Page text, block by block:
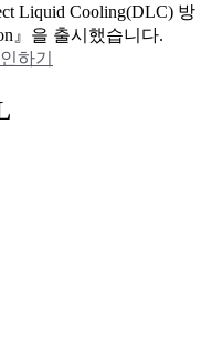
Liquid Cooling(DLC) 방
』을 출시했습니다.
하기